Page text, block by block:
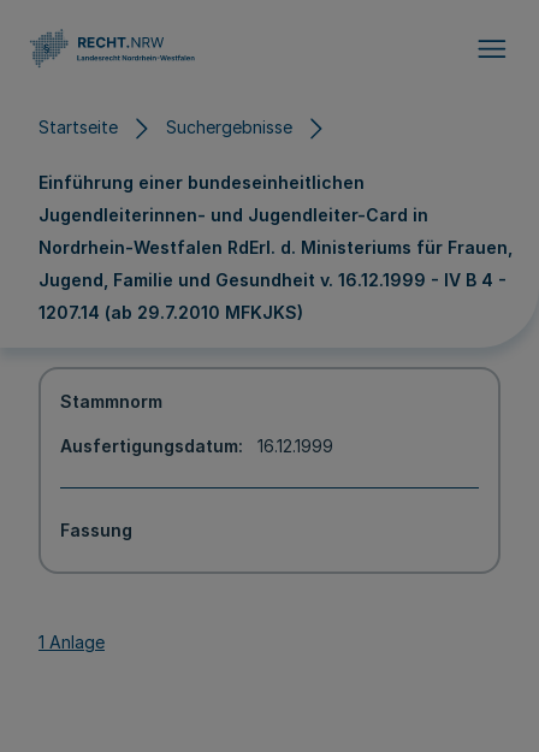
Startseite Suchergebnisse
Einführung einer bundeseinheitlichen
Jugendleiterinnen- und Jugendleiter-Card in
Nordrhein-Westfalen RdErl. d. Ministeriums für Frauen,
Jugend, Familie und Gesundheit v. 16.12.1999 - IV B 4 -
1207.14 (ab 29.7.2010 MFKJKS)
Stammnorm
Ausfertigungsdatum 16.12.1999
Fassung
1 Anlage